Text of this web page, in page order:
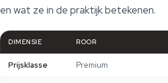
en wat ze in de praktijk betekenen.
DIMENSIE ROOR
Prijsklasse Premium